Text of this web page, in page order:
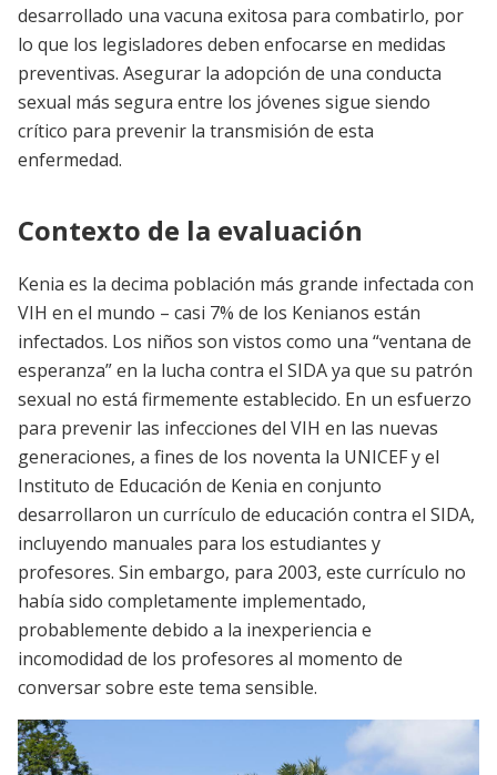
desarrollado una vacuna exitosa para combatirlo, por
lo que los legisladores deben enfocarse en medidas
preventivas. Asegurar la adopción de una conducta
sexual más segura entre los jóvenes sigue siendo
crítico para prevenir la transmisión de esta
enfermedad.
Contexto de la evaluación
Kenia es la decima población más grande infectada con
VIH en el mundo – casi 7% de los Kenianos están
infectados. Los niños son vistos como una “ventana de
esperanza” en la lucha contra el SIDA ya que su patrón
sexual no está firmemente establecido. En un esfuerzo
para prevenir las infecciones del VIH en las nuevas
generaciones, a fines de los noventa la UNICEF y el
Instituto de Educación de Kenia en conjunto
desarrollaron un currículo de educación contra el SIDA,
incluyendo manuales para los estudiantes y
profesores. Sin embargo, para 2003, este currículo no
había sido completamente implementado,
probablemente debido a la inexperiencia e
incomodidad de los profesores al momento de
conversar sobre este tema sensible.